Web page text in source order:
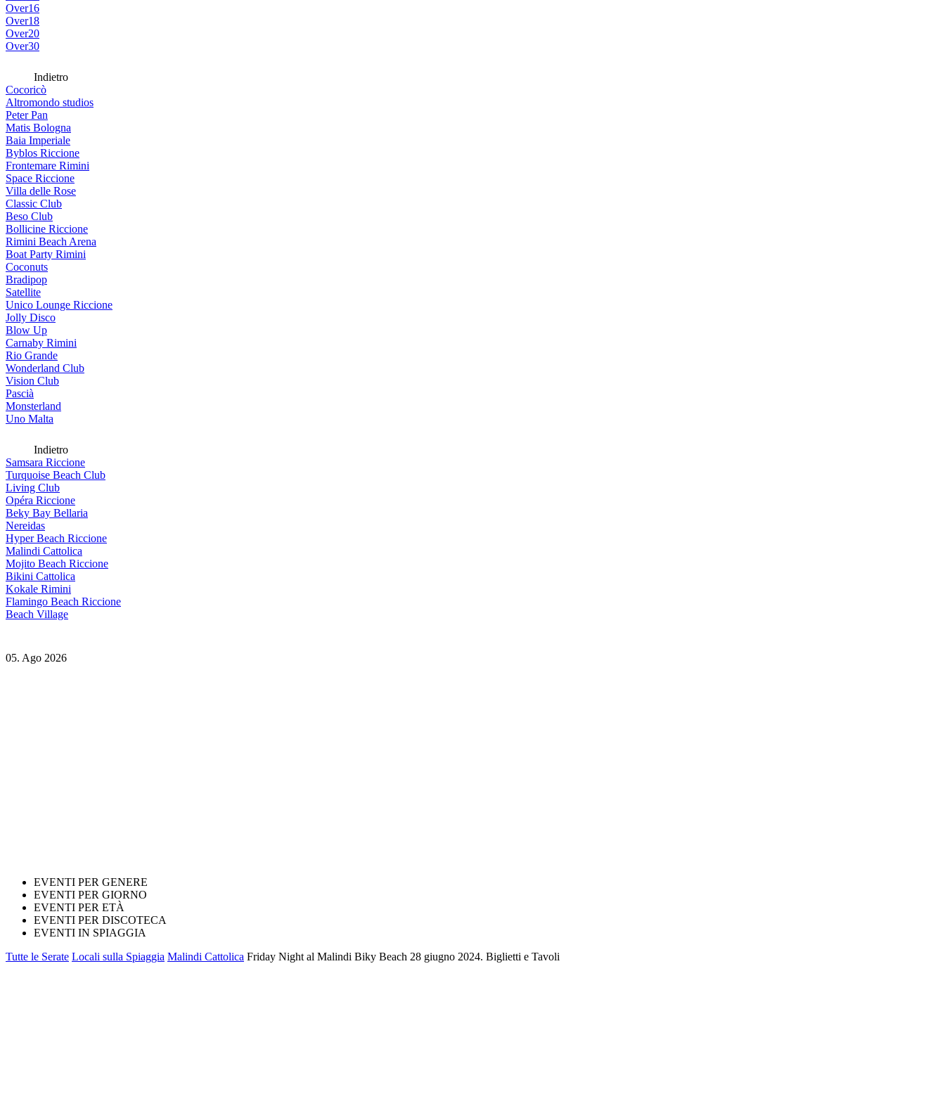
Over16
Over18
Over20
Over30
Indietro
Cocoricò
Altromondo studios
Peter Pan
Matis Bologna
Baia Imperiale
Byblos Riccione
Frontemare Rimini
Space Riccione
Villa delle Rose
Classic Club
Beso Club
Bollicine Riccione
Rimini Beach Arena
Boat Party Rimini
Coconuts
Bradipop
Satellite
Unico Lounge Riccione
Jolly Disco
Blow Up
Carnaby Rimini
Rio Grande
Wonderland Club
Vision Club
Pascià
Monsterland
Uno Malta
Indietro
Samsara Riccione
Turquoise Beach Club
Living Club
Opéra Riccione
Beky Bay Bellaria
Nereidas
Hyper Beach Riccione
Malindi Cattolica
Mojito Beach Riccione
Bikini Cattolica
Kokale Rimini
Flamingo Beach Riccione
Beach Village
05. Ago 2026
EVENTI PER GENERE
EVENTI PER GIORNO
EVENTI PER ETÀ
EVENTI PER DISCOTECA
EVENTI IN SPIAGGIA
Tutte le Serate Locali sulla Spiaggia Malindi Cattolica Friday Night al Malindi Biky Beach 28 giugno 2024. Biglietti e Tavoli